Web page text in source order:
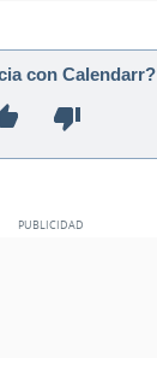
con Calendarr?